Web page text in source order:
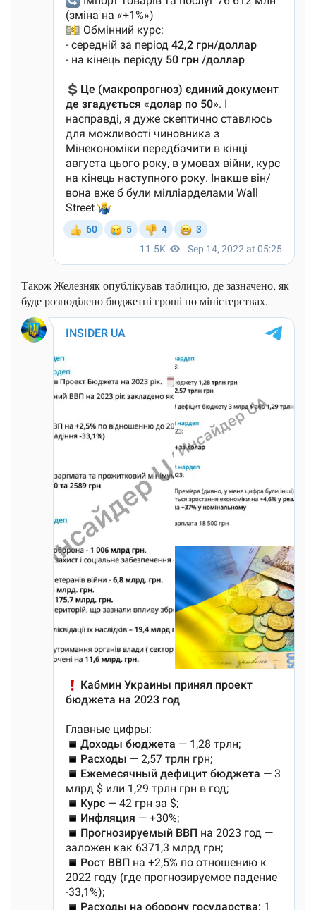
Також Железняк опублікував таблицю, де зазначено, як
буде розподілено бюджетні гроші по міністерствах.